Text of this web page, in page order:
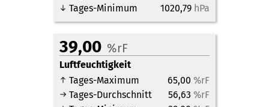
Tages-Minimum
1020,79 hPa
39,00 %rF
Luftfeuchtigkeit
Tages-Maximum
65,00 %rF
Tages-Durchschnitt
56,63 %rF